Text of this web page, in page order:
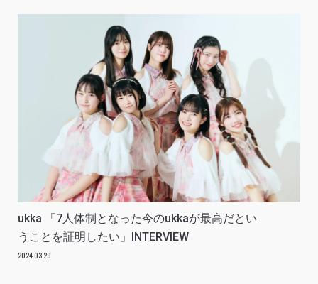
ukka 「7人体制となった今のukkaが最高だとい
うことを証明したい」INTERVIEW
2024.03.29